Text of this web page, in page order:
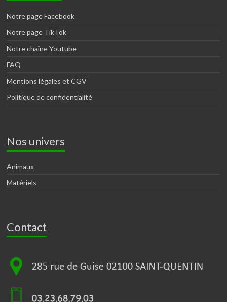
Notre page Facebook
Notre page TikTok
Notre chaîne Youtube
FAQ
Mentions légales et CGV
Politique de confidentialité
Nos univers
Animaux
Matériels
Contact